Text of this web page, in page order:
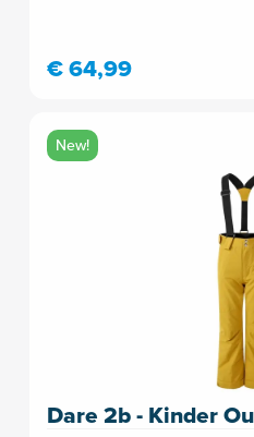
€ 64,99
New!
Dare 2b - Kinder